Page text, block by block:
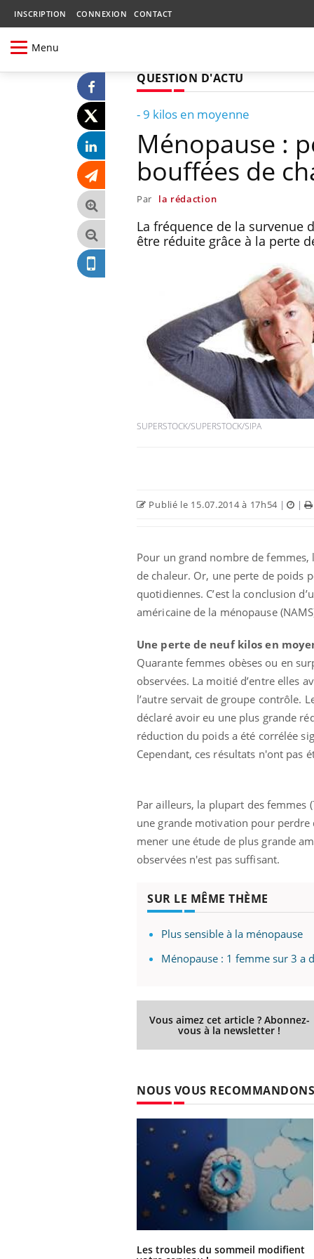
INSCRIPTION CONNEXION CONTACT
Menu
QUESTION D'ACTU
- 9 kilos en moyenne
Ménopause :
bouffées de
Par la rédaction
La fréquence de la survenue
être réduite grâce à la perte
SUPERSTOCK/SUPERSTOCK/SIPA
Publié le 15.07.2014 à 17h54 | |
Pour un grand nombre de femmes,
de chaleur. Or, une perte de poids
quotidiennes. C’est la conclusion
américaine de la ménopause
Une perte de neuf kilos en
Quarante femmes obèses ou en
observées. La moitié d’entre elles
l’autre servait de groupe contrôle.
déclaré avoir eu une plus grande
réduction du poids a été corrélée
Cependant, ces résultats n'ont pas
Par ailleurs, la plupart des femmes
une grande motivation pour perdre
mener une étude de plus grande
observées n'est pas suffisant.
SUR LE MÊME THÈME
Plus sensible à la ménopause
Ménopause : 1 femme sur 3 a
Vous aimez cet article ? Abonnez-
vous à la newsletter !
NOUS VOUS RECOMMANDONS
Les troubles du sommeil modifient